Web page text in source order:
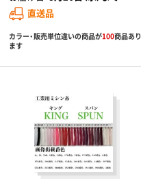
直送品
カラー・販売単位違いの商品が100商品あり
ます